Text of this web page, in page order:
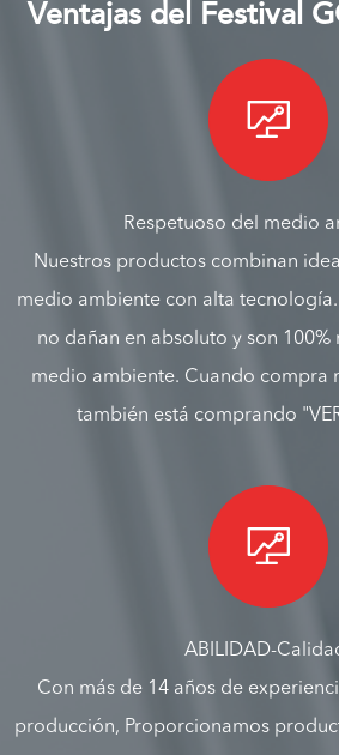
Ventajas del Festival

Respetuoso del medio
Nuestros productos combinan
medio ambiente con alta
no dañan en absoluto y son 100%
medio ambiente. Cuando compra
también está comprando

ABILIDAD-
Con más de 14 años de
producción, Proporcionamos